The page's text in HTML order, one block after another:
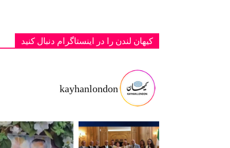
کیهان لندن را در اینستاگرام دنبال کنید
kayhanlondon
‏‏‏ ‏‏ ‏ دانمارک؛ یادبود دو پادشاه فقید پهلوی ج